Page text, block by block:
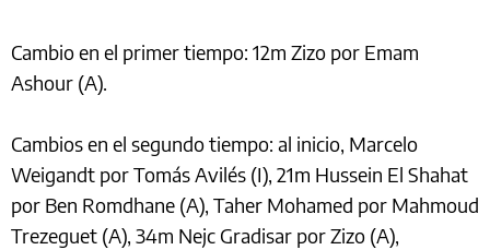
Cambio en el primer tiempo: 12m Zizo por Emam
Ashour (A).
Cambios en el segundo tiempo: al inicio, Marcelo
Weigandt por Tomás Avilés (I), 21m Hussein El Shahat
por Ben Romdhane (A), Taher Mohamed por Mahmoud
Trezeguet (A), 34m Nejc Gradisar por Zizo (A),